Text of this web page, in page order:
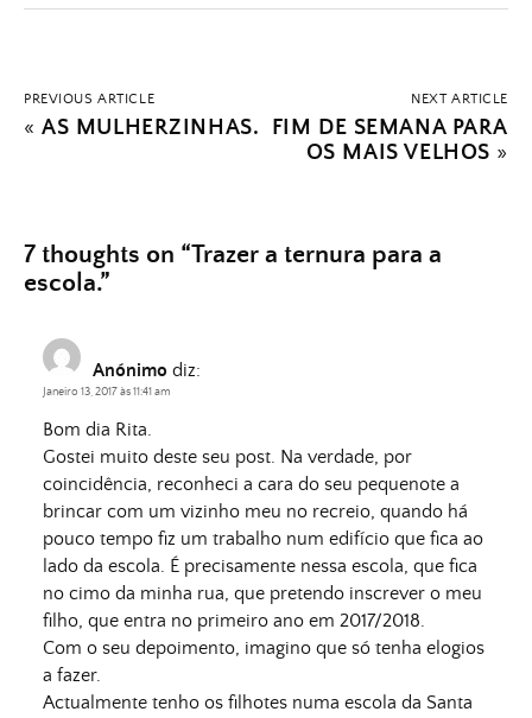
PREVIOUS ARTICLE
«AS MULHERZINHAS.
NEXT ARTICLE
FIM DE SEMANA PARA
OS MAIS VELHOS »
7 thoughts on “Trazer a ternura para a
escola.”
Anónimo diz:
Janeiro 13, 2017 às 11:41 am
Bom dia Rita.
Gostei muito deste seu post. Na verdade, por
coincidência, reconheci a cara do seu pequenote a
brincar com um vizinho meu no recreio, quando há
pouco tempo fiz um trabalho num edifício que fica ao
lado da escola. É precisamente nessa escola, que fica
no cimo da minha rua, que pretendo inscrever o meu
filho, que entra no primeiro ano em 2017/2018.
Com o seu depoimento, imagino que só tenha elogios
a fazer.
Actualmente tenho os filhotes numa escola da Santa